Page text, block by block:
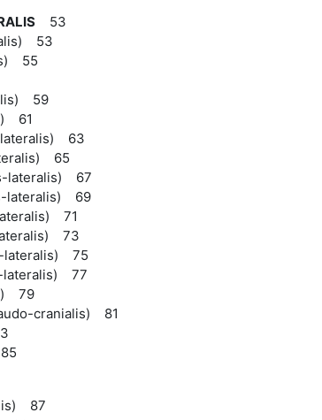
53
53
55
59
61
lateralis) 63
65
lateralis) 67
lateralis) 69
71
73
lateralis) 75
lateralis) 77
79
cranialis) 81
87